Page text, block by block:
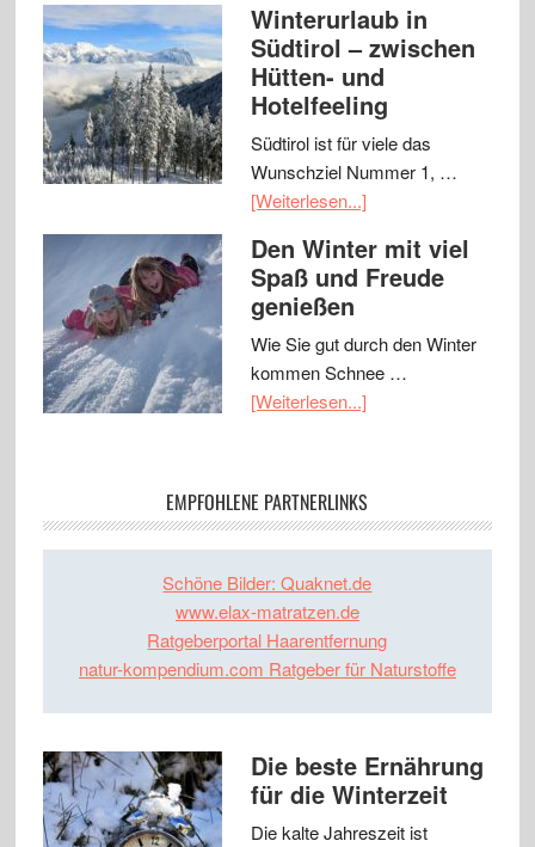
Winterurlaub in
Südtirol – zwischen
Hütten- und
Hotelfeeling
Südtirol ist für viele das
Wunschziel Nummer 1, …
[Weiterlesen...]
Den Winter mit viel
Spaß und Freude
genießen
Wie Sie gut durch den Winter
kommen Schnee …
[Weiterlesen...]
EMPFOHLENE PARTNERLINKS
Schöne Bilder: Quaknet.de
www.elax-matratzen.de
Ratgeberportal Haarentfernung
natur-kompendium.com Ratgeber für Naturstoffe
Die beste Ernährung
für die Winterzeit
Die kalte Jahreszeit ist